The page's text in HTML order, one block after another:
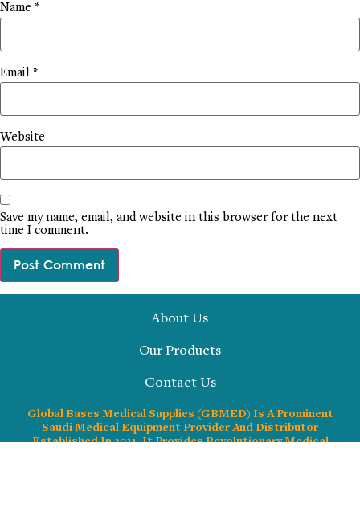
Name *
Email *
Website
Save my name, email, and website in this browser for the next
time I comment.
About Us
Our Products
Contact Us
Global Bases Medical Supplies (GBMED) Is A Prominent
Saudi Medical Equipment Provider And Distributor
Established In 2011. It Provides Revolutionary Medical